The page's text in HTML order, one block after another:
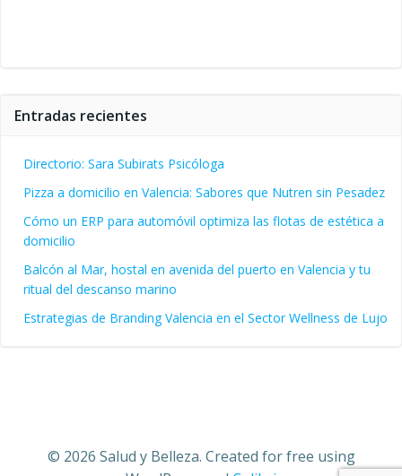
Entradas recientes
Directorio: Sara Subirats Psicóloga
Pizza a domicilio en Valencia: Sabores que Nutren sin Pesadez
Cómo un ERP para automóvil optimiza las flotas de estética a
domicilio
Balcón al Mar, hostal en avenida del puerto en Valencia y tu
ritual del descanso marino
Estrategias de Branding Valencia en el Sector Wellness de Lujo
© 2026 Salud y Belleza. Created for free using